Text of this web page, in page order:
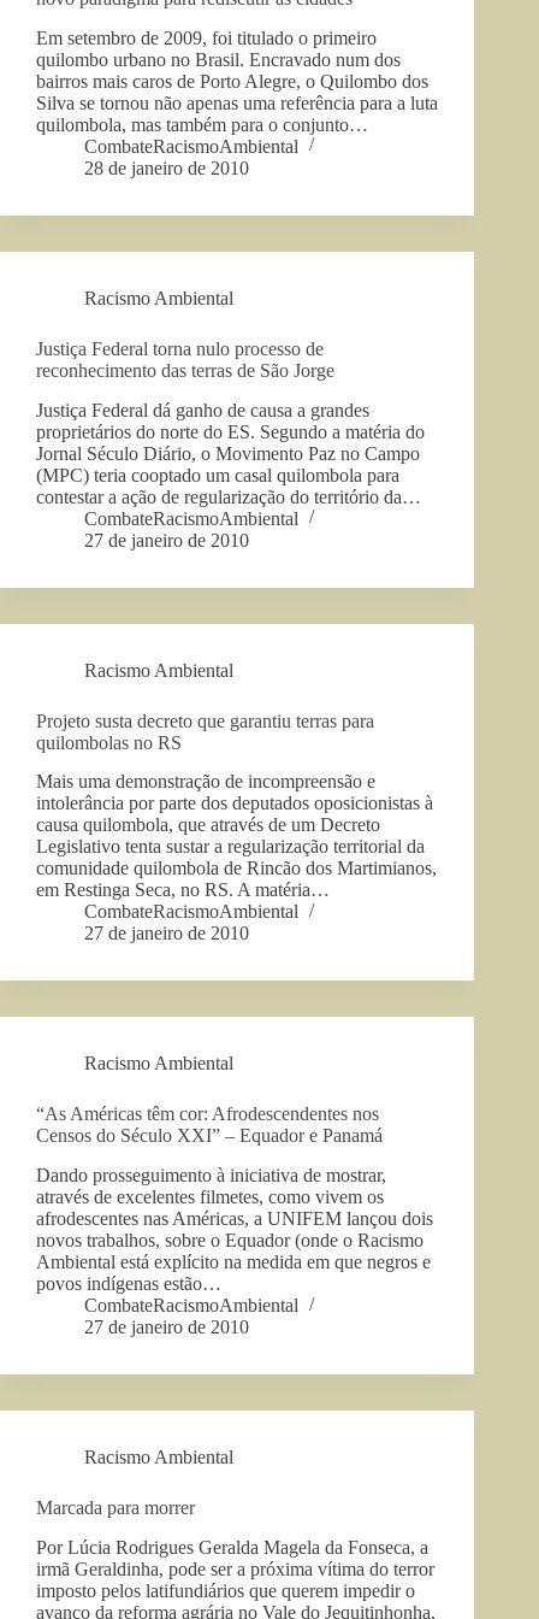
Em setembro de 2009, foi titulado o primeiro
quilombo urbano no Brasil. Encravado num dos
bairros mais caros de Porto Alegre, o Quilombo dos
Silva se tornou não apenas uma referência para a luta
quilombola, mas também para o conjunto…
CombateRacismoAmbiental
28 de janeiro de 2010
Racismo Ambiental
Justiça Federal torna nulo processo de
reconhecimento das terras de São Jorge
Justiça Federal dá ganho de causa a grandes
proprietários do norte do ES. Segundo a matéria do
Jornal Século Diário, o Movimento Paz no Campo
(MPC) teria cooptado um casal quilombola para
contestar a ação de regularização do território da…
CombateRacismoAmbiental
27 de janeiro de 2010
Racismo Ambiental
Projeto susta decreto que garantiu terras para
quilombolas no RS
Mais uma demonstração de incompreensão e
intolerância por parte dos deputados oposicionistas à
causa quilombola, que através de um Decreto
Legislativo tenta sustar a regularização territorial da
comunidade quilombola de Rincão dos Martimianos,
em Restinga Seca, no RS. A matéria…
CombateRacismoAmbiental
27 de janeiro de 2010
Racismo Ambiental
“As Américas têm cor: Afrodescendentes nos
Censos do Século XXI” – Equador e Panamá
Dando prosseguimento à iniciativa de mostrar,
através de excelentes filmetes, como vivem os
afrodescentes nas Américas, a UNIFEM lançou dois
novos trabalhos, sobre o Equador (onde o Racismo
Ambiental está explícito na medida em que negros e
povos indígenas estão…
CombateRacismoAmbiental
27 de janeiro de 2010
Racismo Ambiental
Marcada para morrer
Por Lúcia Rodrigues Geralda Magela da Fonseca, a
irmã Geraldinha, pode ser a próxima vítima do terror
imposto pelos latifundiários que querem impedir o
avanço da reforma agrária no Vale do Jequitinhonha,